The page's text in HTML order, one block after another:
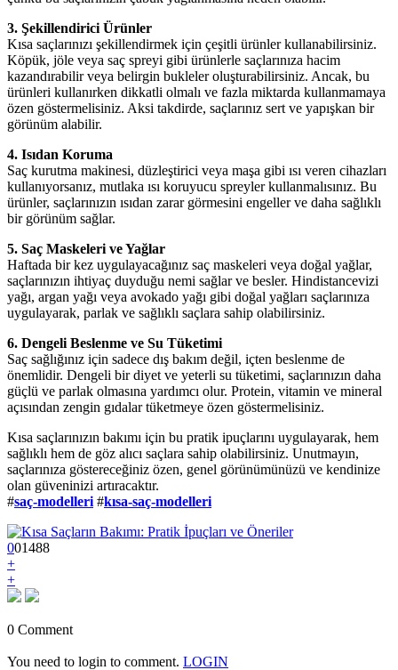
3. Şekillendirici Ürünler
Kısa saçlarınızı şekillendirmek için çeşitli ürünler kullanabilirsiniz.
Köpük, jöle veya saç spreyi gibi ürünlerle saçlarınıza hacim
kazandırabilir veya belirgin bukleler oluşturabilirsiniz. Ancak, bu
ürünleri kullanırken dikkatli olmalı ve fazla miktarda kullanmamaya
özen göstermelisiniz. Aksi takdirde, saçlarınız sert ve yapışkan bir
görünüm alabilir.
4. Isıdan Koruma
Saç kurutma makinesi, düzleştirici veya maşa gibi ısı veren cihazları
kullanıyorsanız, mutlaka ısı koruyucu spreyler kullanmalısınız. Bu
ürünler, saçlarınızın ısıdan zarar görmesini engeller ve daha sağlıklı
bir görünüm sağlar.
5. Saç Maskeleri ve Yağlar
Haftada bir kez uygulayacağınız saç maskeleri veya doğal yağlar,
saçlarınızın ihtiyaç duyduğu nemi sağlar ve besler. Hindistancevizi
yağı, argan yağı veya avokado yağı gibi doğal yağları saçlarınıza
uygulayarak, parlak ve sağlıklı saçlara sahip olabilirsiniz.
6. Dengeli Beslenme ve Su Tüketimi
Saç sağlığınız için sadece dış bakım değil, içten beslenme de
önemlidir. Dengeli bir diyet ve yeterli su tüketimi, saçlarınızın daha
güçlü ve parlak olmasına yardımcı olur. Protein, vitamin ve mineral
açısından zengin gıdalar tüketmeye özen göstermelisiniz.
Kısa saçlarınızın bakımı için bu pratik ipuçlarını uygulayarak, hem
sağlıklı hem de göz alıcı saçlara sahip olabilirsiniz. Unutmayın,
saçlarınıza göstereceğiniz özen, genel görünümünüzü ve kendinize
olan güveninizi artıracaktır.
#saç-modelleri #kısa-saç-modelleri
001488
+
+
0 Comment
You need to login to comment. LOGIN